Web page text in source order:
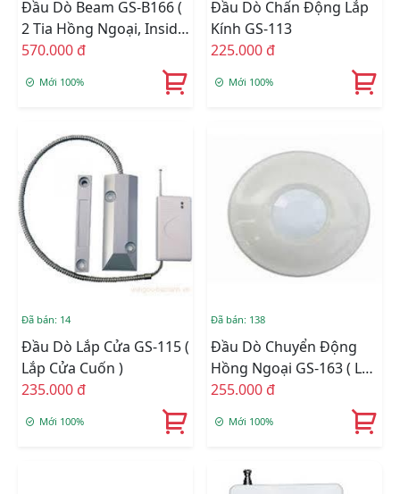
Đầu Dò Beam GS-B166 (
2 Tia Hồng Ngoại, Inside
50m, Outside 30m )
570.000 đ
Mới 100%
Đầu Dò Chấn Động Lắp
Kính GS-113
225.000 đ
Mới 100%
Đã bán: 14
Đầu Dò Lắp Cửa GS-115 (
Lắp Cửa Cuốn )
235.000 đ
Mới 100%
Đã bán: 138
Đầu Dò Chuyển Động
Hồng Ngoại GS-163 ( Lắp
Trần )
255.000 đ
Mới 100%